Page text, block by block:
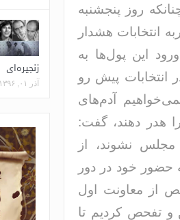
روز پنجشنبه
انتخابات هشدار
این پول‌ها به
انتخابات پیش رو
آدم‌های
هدر دهند، گفت:
مجلس نشوند، از
حضور خود در دور
از معاونت اول
و تفحص کردیم تا
زنجیره‌ای
آذر ۰۱, ۱۳۹۶